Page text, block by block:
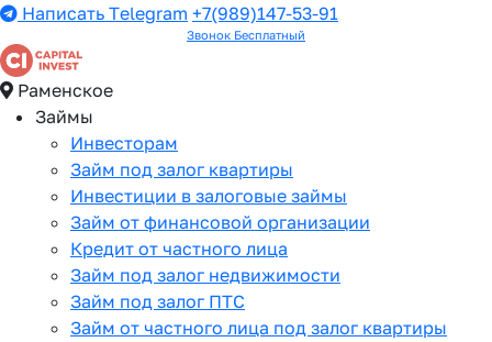
Написать Telegram +7(989)147-53-91
Звонок Бесплатный
Раменское
Займы
Инвесторам
Займ под залог квартиры
Инвестиции в залоговые займы
Займ от финансовой организации
Кредит от частного лица
Займ под залог недвижимости
Займ под залог ПТС
Займ от частного лица под залог квартиры